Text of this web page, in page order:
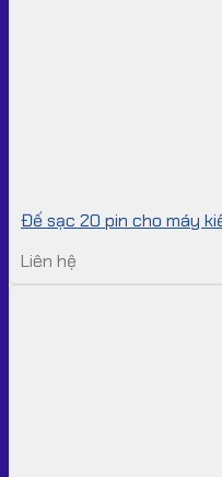
Đế sạc 20 pin cho máy
Liên hệ